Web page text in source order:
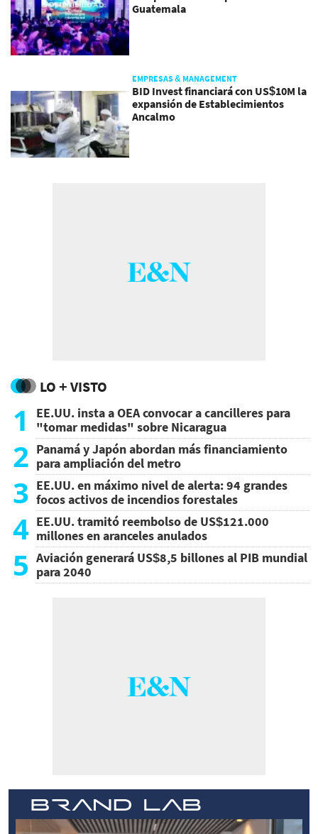
Guatemala
EMPRESAS & MANAGEMENT
BID Invest financiará con US$10M la
expansión de Establecimientos
Ancalmo
LO + VISTO
1
EE.UU. insta a OEA convocar a cancilleres para
"tomar medidas" sobre Nicaragua
2 Panamá y Japón abordan más financiamiento
para ampliación del metro
3 EE.UU. en máximo nivel de alerta: 94 grandes
focos activos de incendios forestales
4 EE.UU. tramitó reembolso de US$121.000
millones en aranceles anulados
5 Aviación generará US$8,5 billones al PIB mundial
para 2040